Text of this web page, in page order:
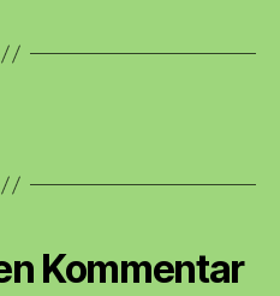
Kommentar